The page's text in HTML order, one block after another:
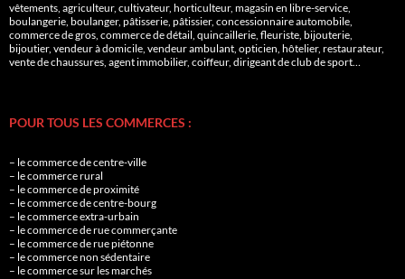
vêtements, agriculteur, cultivateur, horticulteur, magasin en libre-service,
boulangerie, boulanger, pâtisserie, pâtissier, concessionnaire automobile,
commerce de gros, commerce de détail, quincaillerie, fleuriste, bijouterie,
bijoutier, vendeur à domicile, vendeur ambulant, opticien, hôtelier, restaurateur,
vente de chaussures, agent immobilier, coiffeur, dirigeant de club de sport…
POUR TOUS LES COMMERCES :
– le commerce de centre-ville
– le commerce rural
– le commerce de proximité
– le commerce de centre-bourg
– le commerce extra-urbain
– le commerce de rue commerçante
– le commerce de rue piétonne
– le commerce non sédentaire
– le commerce sur les marchés